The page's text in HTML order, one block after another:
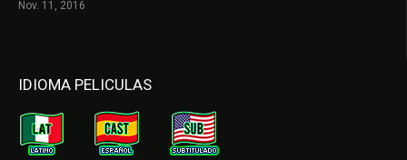
Nov. 11, 2016
IDIOMA PELICULAS